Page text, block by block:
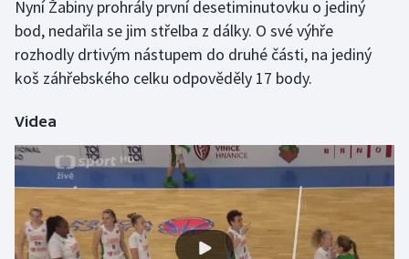
Golf
Gymnastika
Házená
Jezdectví
Judo
Krasobruslení
Nyní Žabiny prohrály první desetiminutovku o jediný
bod, nedařila se jim střelba z dálky. O své výhře
rozhodly drtivým nástupem do druhé části, na jediný
koš záhřebského celku odpověděly 17 body.
Videa